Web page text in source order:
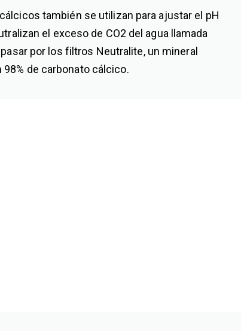
también se utilizan para ajustar el pH
el exceso de CO2 del agua llamada
por los filtros Neutralite, un mineral
de carbonato cálcico.